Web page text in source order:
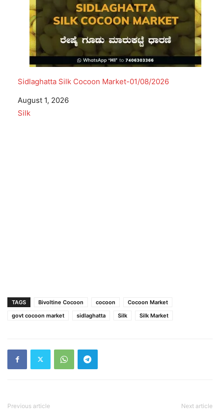
Sidlaghatta Silk Cocoon Market-01/08/2026
Date
August 1, 2026
In relation to
Silk
TAGS Bivoltine Cocoon cocoon
Cocoon Market
govt cocoon market
sidlaghatta Silk Silk Market
Previous article Next article